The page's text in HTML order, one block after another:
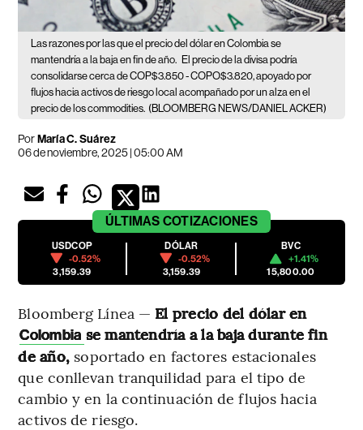
Las razones por las que el precio del dólar en Colombia se
mantendría a la baja en fin de año. El precio de la divisa podría
consolidarse cerca de COP$3.850 - COPO$3.820, apoyado por
flujos hacia activos de riesgo local acompañado por un alza en el
precio de los commodities. (BLOOMBERG NEWS/DANIEL ACKER)
PorMaría C. Suárez
06 de noviembre, 2025 | 05:00 AM
ÚLTIMAS COTIZACIONES
USDCOP
-0.52%
3,159.39
DÓLAR
-0.52%
3,159.39
BVC
+1.41%
15,800.00
Bloomberg Línea — El precio del dólar en
Colombia se mantendría a la baja durante fin
de año, soportado en factores estacionales
que conllevan tranquilidad para el tipo de
cambio y en la continuación de flujos hacia
activos de riesgo.